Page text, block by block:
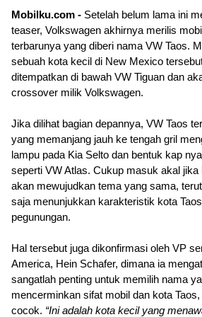
Mobilku.com - Setelah belum lama ini
teaser, Volkswagen akhirnya merilis
terbarunya yang diberi nama VW Taos.
sebuah kota kecil di New Mexico
ditempatkan di bawah VW Tiguan dan
crossover milik Volkswagen.
Jika dilihat bagian depannya, VW Taos
yang memanjang jauh ke tengah gril
lampu pada Kia Selto dan bentuk kap
seperti VW Atlas. Cukup masuk akal jika
akan mewujudkan tema yang sama,
saja menunjukkan karakteristik kota
pegunungan.
Hal tersebut juga dikonfirmasi oleh VP
America, Hein Schafer, dimana ia
sangatlah penting untuk memilih nama
mencerminkan sifat mobil dan kota
cocok. “Ini adalah kota kecil yang